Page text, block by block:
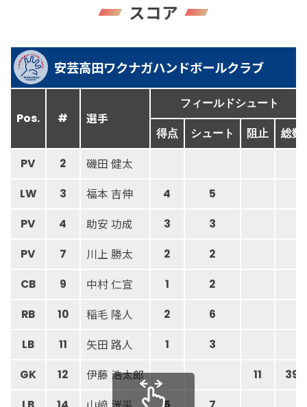
スコア
安芸高田ワクナガハンドボールクラブ
Pos. # 選手
フィールドシュート
得点 シュート 阻止 総数
PV 2 磯田 健太
LW 3 福本 吉伸 4 5
PV 4 助安 功成 3 3
PV 7 川上 勝太 2 2
CB 9 中村 仁宣 1 2
RB 10 稲毛 隆人 2 6
LB 11 矢田 路人 1 3
GK 12 伊藤 浩太郎 11 39